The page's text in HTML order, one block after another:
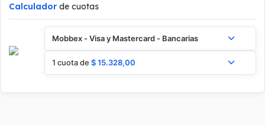
Calculador de cuotas
Mobbex - Visa y Mastercard - Bancarias
1 cuota de $15.328,00